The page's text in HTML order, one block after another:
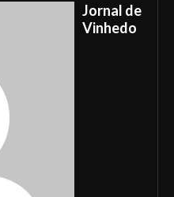
Jornal de
Vinhedo